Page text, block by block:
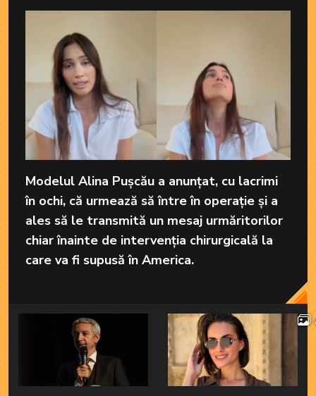
Modelul Alina Pușcău a anunțat, cu lacrimi
în ochi, că urmează să între în operație și a
ales să le transmită un mesaj urmăritorilor
chiar înainte de intervenția chirurgicală la
care va fi supusă în America.